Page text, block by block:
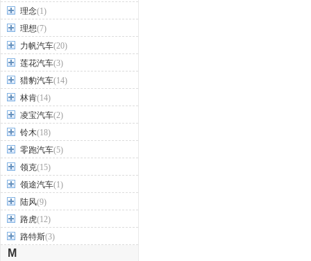
理念(1)
理想(7)
力帆汽车(20)
莲花汽车(3)
猎豹汽车(14)
林肯(14)
凌宝汽车(2)
铃木(18)
零跑汽车(5)
领克(15)
领途汽车(1)
陆风(9)
路虎(12)
路特斯(3)
M